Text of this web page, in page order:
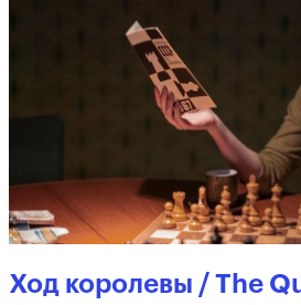
Ход королевы / The